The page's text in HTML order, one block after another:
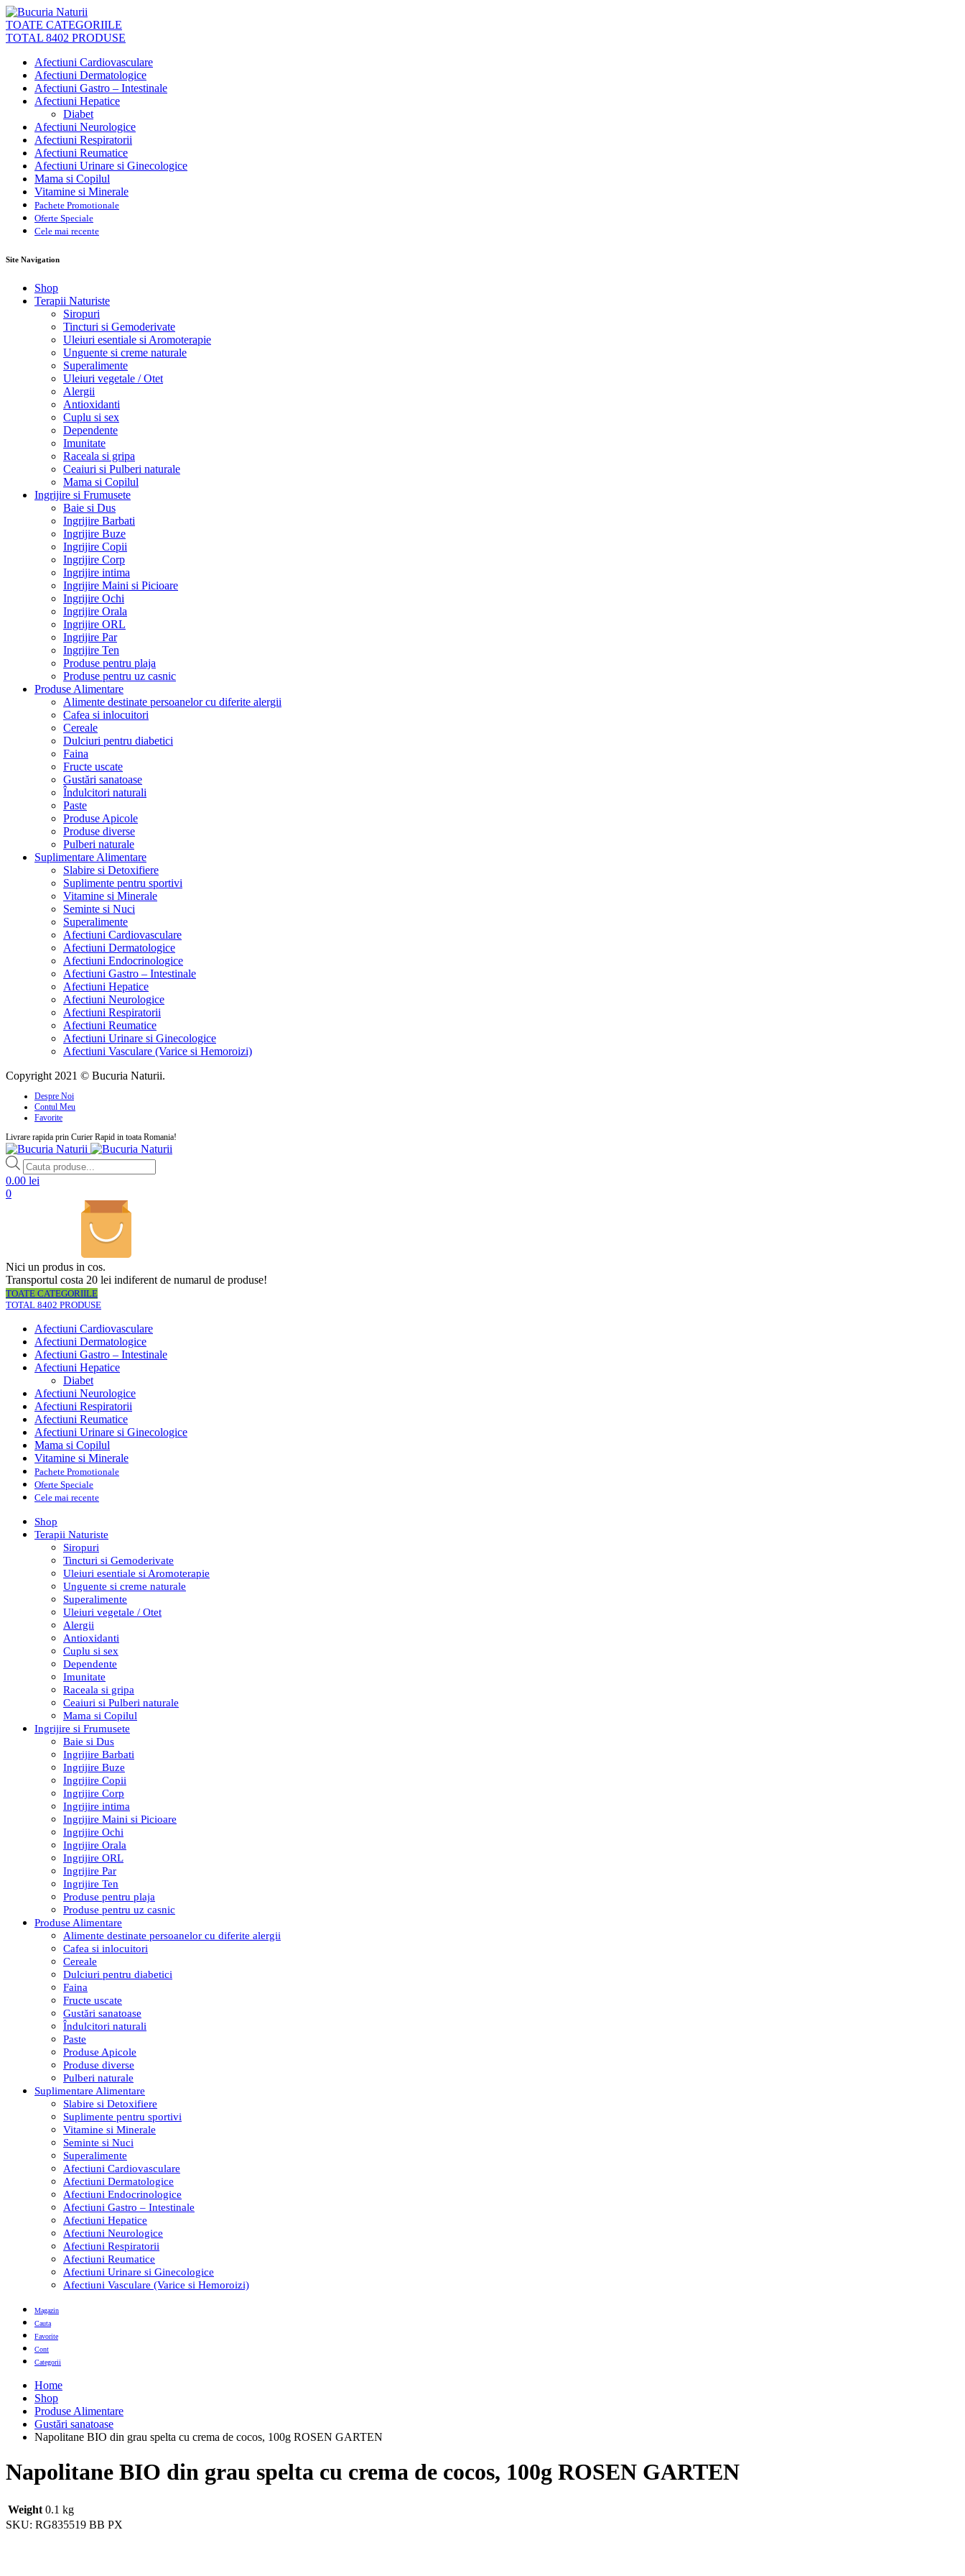
TOATE CATEGORIILE
TOTAL 8402 PRODUSE
Afectiuni Cardiovasculare
Afectiuni Dermatologice
Afectiuni Gastro – Intestinale
Afectiuni Hepatice
Diabet
Afectiuni Neurologice
Afectiuni Respiratorii
Afectiuni Reumatice
Afectiuni Urinare si Ginecologice
Mama si Copilul
Vitamine si Minerale
Pachete Promotionale
Oferte Speciale
Cele mai recente
Site Navigation
Shop
Terapii Naturiste
Siropuri
Tincturi si Gemoderivate
Uleiuri esentiale si Aromoterapie
Unguente si creme naturale
Superalimente
Uleiuri vegetale / Otet
Alergii
Antioxidanti
Cuplu si sex
Dependente
Imunitate
Raceala si gripa
Ceaiuri si Pulberi naturale
Mama si Copilul
Ingrijire si Frumusete
Baie si Dus
Ingrijire Barbati
Ingrijire Buze
Ingrijire Copii
Ingrijire Corp
Ingrijire intima
Ingrijire Maini si Picioare
Ingrijire Ochi
Ingrijire Orala
Ingrijire ORL
Ingrijire Par
Ingrijire Ten
Produse pentru plaja
Produse pentru uz casnic
Produse Alimentare
Alimente destinate persoanelor cu diferite alergii
Cafea si inlocuitori
Cereale
Dulciuri pentru diabetici
Faina
Fructe uscate
Gustări sanatoase
Îndulcitori naturali
Paste
Produse Apicole
Produse diverse
Pulberi naturale
Suplimentare Alimentare
Slabire si Detoxifiere
Suplimente pentru sportivi
Vitamine si Minerale
Seminte si Nuci
Superalimente
Afectiuni Cardiovasculare
Afectiuni Dermatologice
Afectiuni Endocrinologice
Afectiuni Gastro – Intestinale
Afectiuni Hepatice
Afectiuni Neurologice
Afectiuni Respiratorii
Afectiuni Reumatice
Afectiuni Urinare si Ginecologice
Afectiuni Vasculare (Varice si Hemoroizi)
Copyright 2021 © Bucuria Naturii.
Despre Noi
Contul Meu
Favorite
Livrare rapida prin Curier Rapid in toata Romania!
Products
search
0.00 lei
0
Nici un produs in cos.
Transportul costa 20 lei indiferent de numarul de produse!
TOATE CATEGORIILE
TOTAL 8402 PRODUSE
Afectiuni Cardiovasculare
Afectiuni Dermatologice
Afectiuni Gastro – Intestinale
Afectiuni Hepatice
Diabet
Afectiuni Neurologice
Afectiuni Respiratorii
Afectiuni Reumatice
Afectiuni Urinare si Ginecologice
Mama si Copilul
Vitamine si Minerale
Pachete Promotionale
Oferte Speciale
Cele mai recente
Shop
Terapii Naturiste
Siropuri
Tincturi si Gemoderivate
Uleiuri esentiale si Aromoterapie
Unguente si creme naturale
Superalimente
Uleiuri vegetale / Otet
Alergii
Antioxidanti
Cuplu si sex
Dependente
Imunitate
Raceala si gripa
Ceaiuri si Pulberi naturale
Mama si Copilul
Ingrijire si Frumusete
Baie si Dus
Ingrijire Barbati
Ingrijire Buze
Ingrijire Copii
Ingrijire Corp
Ingrijire intima
Ingrijire Maini si Picioare
Ingrijire Ochi
Ingrijire Orala
Ingrijire ORL
Ingrijire Par
Ingrijire Ten
Produse pentru plaja
Produse pentru uz casnic
Produse Alimentare
Alimente destinate persoanelor cu diferite alergii
Cafea si inlocuitori
Cereale
Dulciuri pentru diabetici
Faina
Fructe uscate
Gustări sanatoase
Îndulcitori naturali
Paste
Produse Apicole
Produse diverse
Pulberi naturale
Suplimentare Alimentare
Slabire si Detoxifiere
Suplimente pentru sportivi
Vitamine si Minerale
Seminte si Nuci
Superalimente
Afectiuni Cardiovasculare
Afectiuni Dermatologice
Afectiuni Endocrinologice
Afectiuni Gastro – Intestinale
Afectiuni Hepatice
Afectiuni Neurologice
Afectiuni Respiratorii
Afectiuni Reumatice
Afectiuni Urinare si Ginecologice
Afectiuni Vasculare (Varice si Hemoroizi)
Magazin
Cauta
Favorite
Cont
Categorii
Home
Shop
Produse Alimentare
Gustări sanatoase
Napolitane BIO din grau spelta cu crema de cocos, 100g ROSEN GARTEN
Napolitane BIO din grau spelta cu crema de cocos, 100g ROSEN GARTEN
Weight 0.1 kg
SKU: RG835519 BB PX